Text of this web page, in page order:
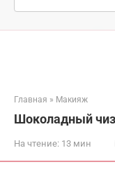
Главная » Макияж
Шоколадный
На чтение: 13 мин